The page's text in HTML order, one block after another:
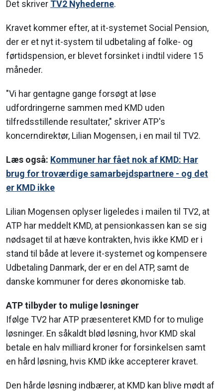
Det skriver TV2 Nyhederne.
Kravet kommer efter, at it-systemet Social Pension,
der er et nyt it-system til udbetaling af folke- og
førtidspension, er blevet forsinket i indtil videre 15
måneder.
"Vi har gentagne gange forsøgt at løse
udfordringerne sammen med KMD uden
tilfredsstillende resultater," skriver ATP's
koncerndirektør, Lilian Mogensen, i en mail til TV2.
Læs også: Kommuner har fået nok af KMD: Har
brug for troværdige samarbejdspartnere - og det
er KMD ikke
Lilian Mogensen oplyser ligeledes i mailen til TV2, at
ATP har meddelt KMD, at pensionkassen kan se sig
nødsaget til at hæve kontrakten, hvis ikke KMD er i
stand til både at levere it-systemet og kompensere
Udbetaling Danmark, der er en del ATP, samt de
danske kommuner for deres økonomiske tab.
ATP tilbyder to mulige løsninger
Ifølge TV2 har ATP præsenteret KMD for to mulige
løsninger. En såkaldt blød løsning, hvor KMD skal
betale en halv milliard kroner for forsinkelsen samt
en hård løsning, hvis KMD ikke accepterer kravet.
Den hårde løsning indbærer, at KMD kan blive mødt af